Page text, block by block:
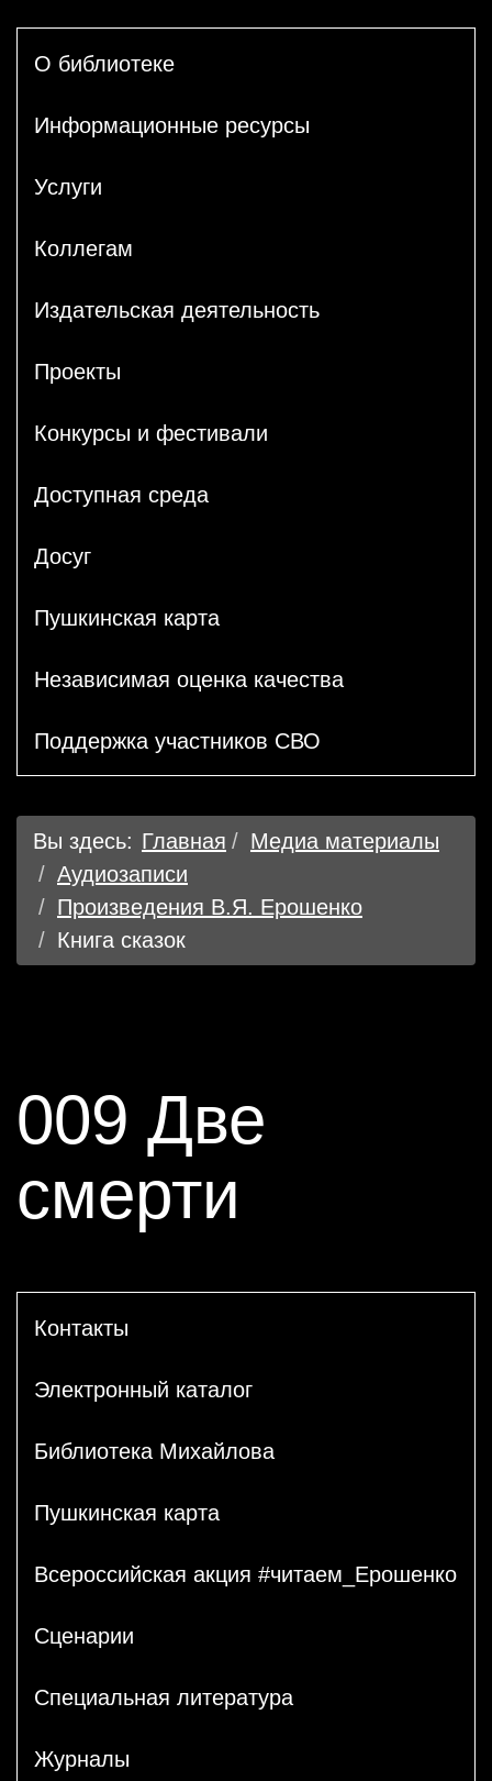
О библиотеке
Информационные ресурсы
Услуги
Коллегам
Издательская деятельность
Проекты
Конкурсы и фестивали
Доступная среда
Досуг
Пушкинская карта
Независимая оценка качества
Поддержка участников СВО
Вы здесь: Главная
Медиа материалы
Аудиозаписи
Произведения В.Я. Ерошенко
Книга сказок
009 Две
смерти
Контакты
Электронный каталог
Библиотека Михайлова
Пушкинская карта
Всероссийская акция #читаем_Ерошенко
Сценарии
Специальная литература
Журналы